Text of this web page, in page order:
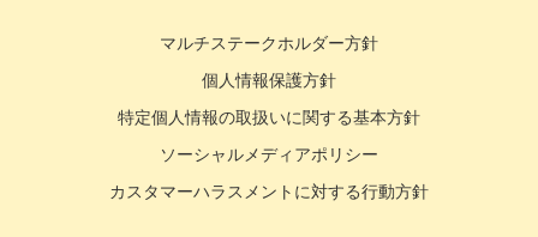
マルチステークホルダー方針
個人情報保護方針
特定個人情報の取扱いに関する基本方針
ソーシャルメディアポリシー
カスタマーハラスメントに対する行動方針